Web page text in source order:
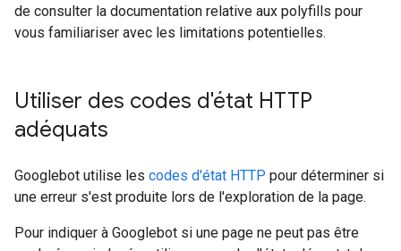
de consulter la documentation relative aux polyfills pour
vous familiariser avec les limitations potentielles.
Utiliser des codes d'état HTTP
adéquats
Googlebot utilise les codes d'état HTTP pour déterminer si
une erreur s'est produite lors de l'exploration de la page.
Pour indiquer à Googlebot si une page ne peut pas être